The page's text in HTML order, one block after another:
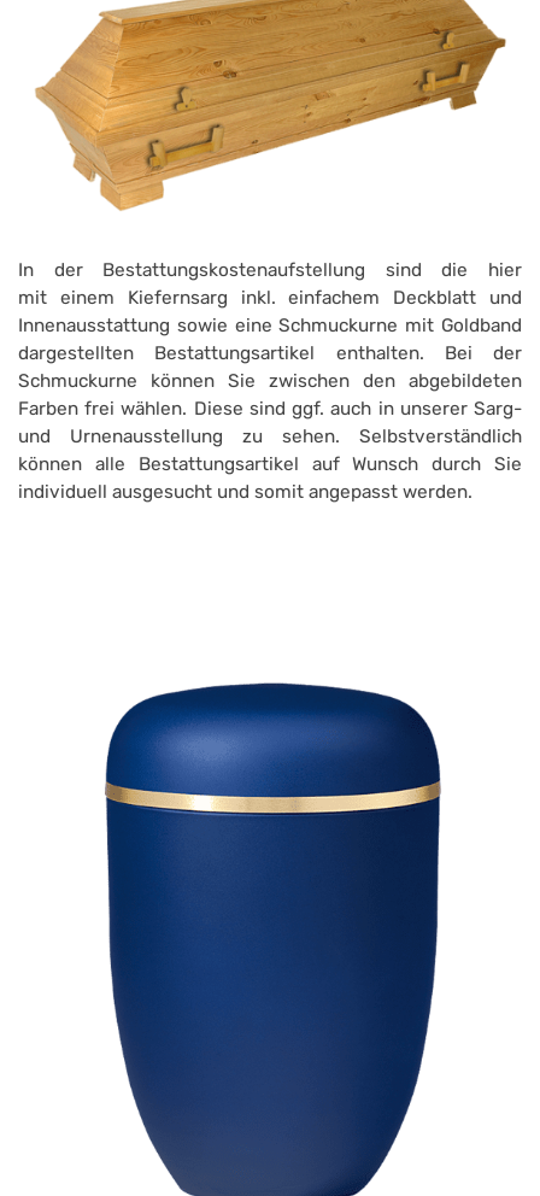
In der Bestattungskostenaufstellung sind die hier
mit einem Kiefernsarg inkl. einfachem Deckblatt und
Innenausstattung sowie eine Schmuckurne mit Goldband
dargestellten Bestattungsartikel enthalten. Bei der
Schmuckurne können Sie zwischen den abgebildeten
Farben frei wählen. Diese sind ggf. auch in unserer Sarg-
und Urnenausstellung zu sehen. Selbstverständlich
können alle Bestattungsartikel auf Wunsch durch Sie
individuell ausgesucht und somit angepasst werden.